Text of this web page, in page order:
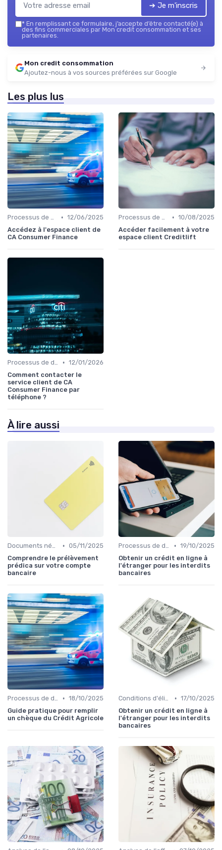
➔ Je m'inscris
* En remplissant ce formulaire, j’accepte d’être contacté(e) à
des fins commerciales par Mon credit consommation et ses
partenaires.
Mon credit consommation
Ajoutez-nous à vos sources préférées sur Google
Les plus lus
Processus de demande • 12/06/2025
Accédez à l'espace client de
CA Consumer Finance
Processus de demande • 10/08/2025
Accéder facilement à votre
espace client Creditlift
Processus de demande • 12/01/2026
Comment contacter le
service client de CA
Consumer Finance par
téléphone ?
À lire aussi
Documents nécessaires • 05/11/2025
Comprendre le prélèvement
prédica sur votre compte
bancaire
Processus de demande • 19/10/2025
Obtenir un crédit en ligne à
l'étranger pour les interdits
bancaires
Processus de demande • 18/10/2025
Guide pratique pour remplir
un chèque du Crédit Agricole
Conditions d'éligibilité • 17/10/2025
Obtenir un crédit en ligne à
l'étranger pour les interdits
bancaires